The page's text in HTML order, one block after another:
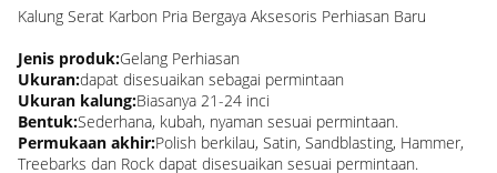
Kalung Serat Karbon Pria Bergaya Aksesoris Perhiasan Baru
Jenis produk:Gelang Perhiasan
Ukuran:dapat disesuaikan sebagai permintaan
Ukuran kalung:Biasanya 21-24 inci
Bentuk:Sederhana, kubah, nyaman sesuai permintaan.
Permukaan akhir:Polish berkilau, Satin, Sandblasting, Hammer,
Treebarks dan Rock dapat disesuaikan sesuai permintaan.